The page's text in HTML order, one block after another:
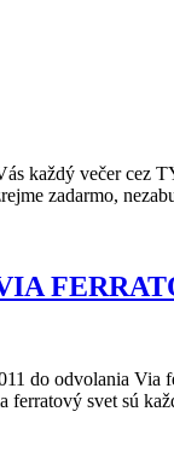
každý večer
zadarmo,
do odvolania
svet sú